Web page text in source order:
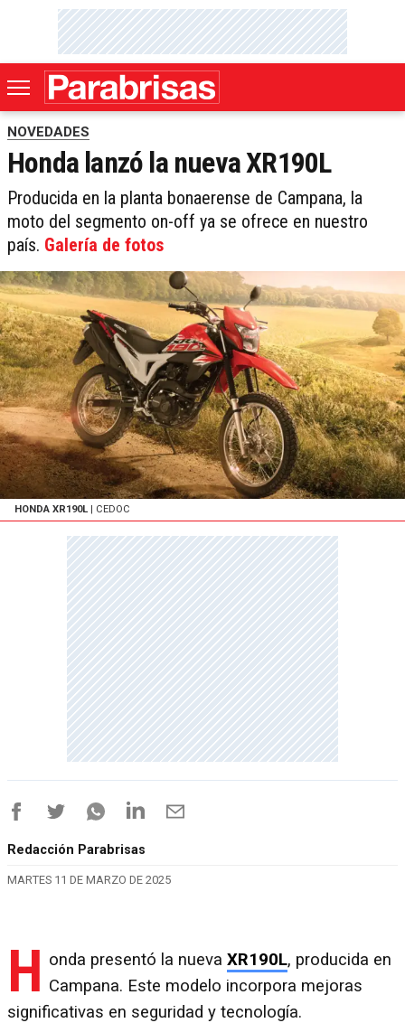
NOVEDADES
Honda lanzó la nueva XR190L
Producida en la planta bonaerense de Campana, la
moto del segmento on-off ya se ofrece en nuestro
país. Galería de fotos
HONDA XR190L | CEDOC
Redacción Parabrisas
MARTES 11 DE MARZO DE 2025
H onda presentó la nueva XR190L, producida en
Campana. Este modelo incorpora mejoras
significativas en seguridad y tecnología.